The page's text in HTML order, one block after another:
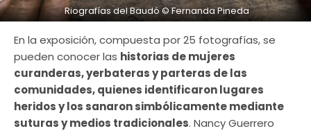
Riografías del Baudó © Fernanda Pineda
En la exposición, compuesta por 25 fotografías, se
pueden conocer las historias de mujeres
curanderas, yerbateras y parteras de las
comunidades, quienes identificaron lugares
heridos y los sanaron simbólicamente mediante
suturas y medios tradicionales. Nancy Guerrero